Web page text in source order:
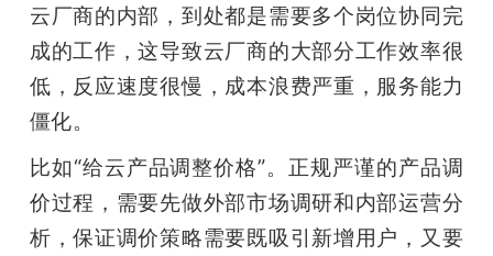
云厂商的内部，到处都是需要多个岗位协同完
成的工作，这导致云厂商的大部分工作效率很
低，反应速度很慢，成本浪费严重，服务能力
僵化。
比如“给云产品调整价格”。正规严谨的产品调
价过程，需要先做外部市场调研和内部运营分
析，保证调价策略需要既吸引新增用户，又要